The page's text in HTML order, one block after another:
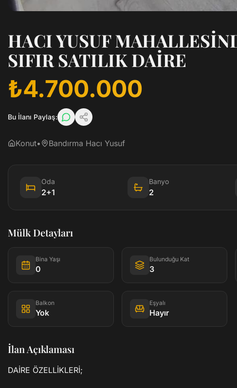
HACI YUSUF
SIFIR SATILIK DAİRE
₺4.700.000
Bu İlanı Paylaş:
Konut• Bandırma Hacı Yusuf
Oda
2+1
Banyo
2
Mülk Detayları
Bina Yaşı
0
Bulunduğu Kat
3
Balkon
Yok
Eşyalı
Hayır
İlan Açıklaması
DAİRE ÖZELLİKLERİ;